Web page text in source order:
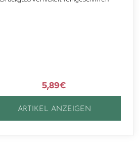
5,89€
ARTIKEL ANZEIGEN